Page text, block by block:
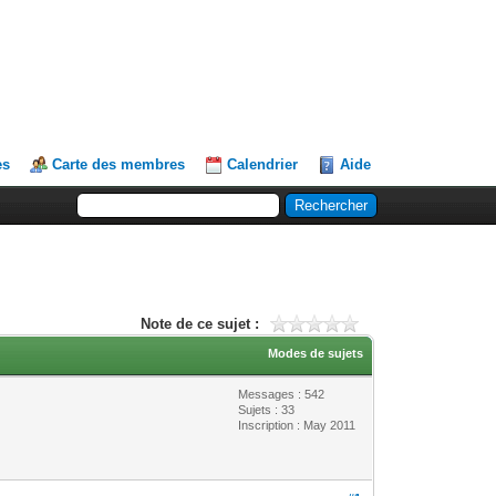
Carte des membres Calendrier Aide
Note de ce sujet :
Modes de sujets
Messages : 542
Sujets : 33
Inscription : May 2011